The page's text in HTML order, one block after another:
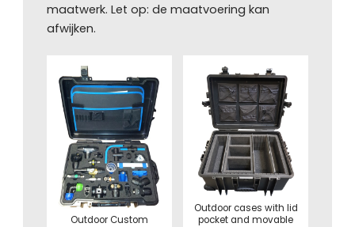
maatwerk. Let op: de maatvoering kan
afwijken.
Outdoor Custom
Outdoor cases with lid
pocket and movable